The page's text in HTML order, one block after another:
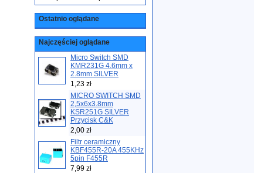
Ostatnio oglądane
Najczęściej oglądane
Micro Switch SMD
KMR231G 4.6mm x
2.8mm SILVER
1,23 zł
MICRO SWITCH SMD
2,5x6x3.8mm
KSR251G SILVER
Przycisk C&K
2,00 zł
Filtr ceramiczny
KBF455R-20A 455KHz
5pin F455R
7,99 zł